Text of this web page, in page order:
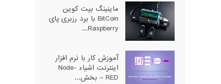
ماینینگ بیت کوین
BitCoin با برد رزبری پای
Raspberry...
آموزش کار با نرم افزار
اینترنت اشیاء Node-
RED – بخش...